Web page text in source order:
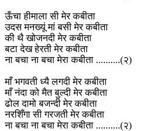
ऊँचा हीमाला सी मेर कबीता
उदस मनख्यूं मां बसी मेर कबीता
की थै खोजनदी मेर कबीता
बटा देख हेरती मेर कबीता
ना बचा ना बचा मेरा कबीता ..........(२)
माँ भगवती ध्यै लगदी मेर कबीता
माँ नंदा को मैत बुल्दी मेर कबीता
ढोल दामो बजन्दी मेर कबीता
नरशिँगा सी गरजती मेर कबीता
ना बचा ना बचा मेरा कबीता ..........(२)